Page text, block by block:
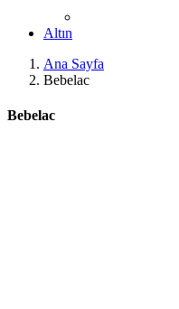
Altın
Ana Sayfa
Bebelac
Bebelac